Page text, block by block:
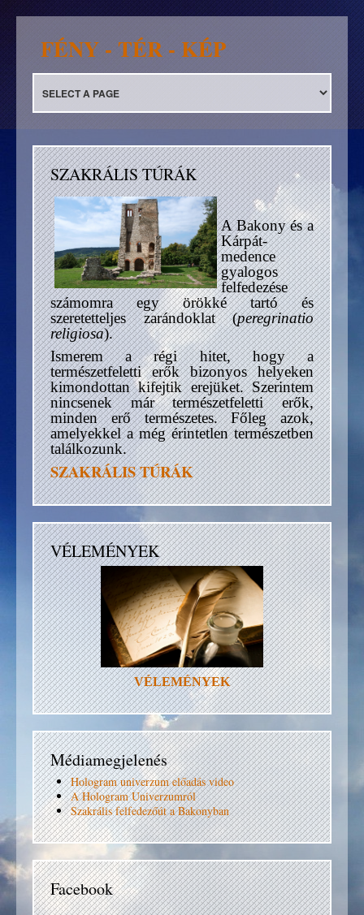
FÉNY - TÉR - KÉP
SZAKRÁLIS TÚRÁK
A Bakony és a
Kárpát-
medence
gyalogos
felfedezése
számomra egy örökké tartó és
szeretetteljes zarándoklat (peregrinatio
religiosa).
Ismerem a régi hitet, hogy a
természetfeletti erők bizonyos helyeken
kimondottan kifejtik erejüket. Szerintem
nincsenek már természetfeletti erők,
minden erő természetes. Főleg azok,
amelyekkel a még érintetlen természetben
találkozunk.
SZAKRÁLIS TÚRÁK
VÉLEMÉNYEK
VÉLEMÉNYEK
Médiamegjelenés
Hologram univerzum előadás video
A Hologram Univerzumról
Szakrális felfedezőút a Bakonyban
Facebook